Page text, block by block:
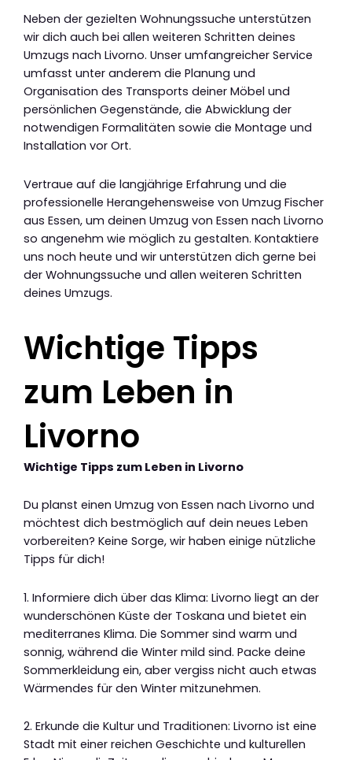
Neben der gezielten Wohnungssuche unterstützen
wir dich auch bei allen weiteren Schritten deines
Umzugs nach Livorno. Unser umfangreicher Service
umfasst unter anderem die Planung und
Organisation des Transports deiner Möbel und
persönlichen Gegenstände, die Abwicklung der
notwendigen Formalitäten sowie die Montage und
Installation vor Ort.
Vertraue auf die langjährige Erfahrung und die
professionelle Herangehensweise von Umzug Fischer
aus Essen, um deinen Umzug von Essen nach Livorno
so angenehm wie möglich zu gestalten. Kontaktiere
uns noch heute und wir unterstützen dich gerne bei
der Wohnungssuche und allen weiteren Schritten
deines Umzugs.
Wichtige Tipps
zum Leben in
Livorno
Wichtige Tipps zum Leben in Livorno
Du planst einen Umzug von Essen nach Livorno und
möchtest dich bestmöglich auf dein neues Leben
vorbereiten? Keine Sorge, wir haben einige nützliche
Tipps für dich!
1. Informiere dich über das Klima: Livorno liegt an der
wunderschönen Küste der Toskana und bietet ein
mediterranes Klima. Die Sommer sind warm und
sonnig, während die Winter mild sind. Packe deine
Sommerkleidung ein, aber vergiss nicht auch etwas
Wärmendes für den Winter mitzunehmen.
2. Erkunde die Kultur und Traditionen: Livorno ist eine
Stadt mit einer reichen Geschichte und kulturellen